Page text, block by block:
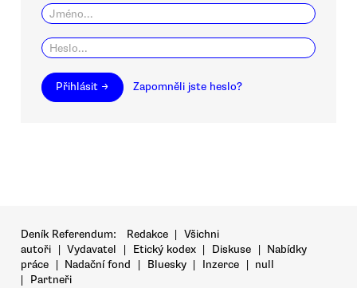
Přihlásit → Zapomněli jste heslo?
Deník Referendum: Redakce | Všichni
autoři | Vydavatel | Etický kodex | Diskuse | Nabídky
práce | Nadační fond | Bluesky | Inzerce | null
|
Partneři